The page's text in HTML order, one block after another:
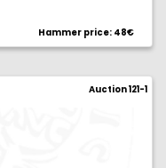
Hammer price: 48€
Auction 121-1